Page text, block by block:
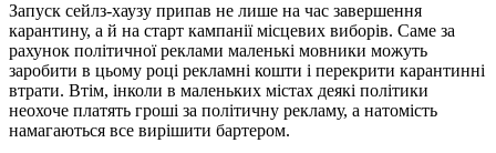
Запуск сейлз-хаузу припав не лише на час завершення
карантину, а й на старт кампанії місцевих виборів. Саме за
рахунок політичної реклами маленькі мовники можуть
заробити в цьому році рекламні кошти і перекрити карантинні
втрати. Втім, інколи в маленьких містах деякі політики
неохоче платять гроші за політичну рекламу, а натомість
намагаються все вирішити бартером.